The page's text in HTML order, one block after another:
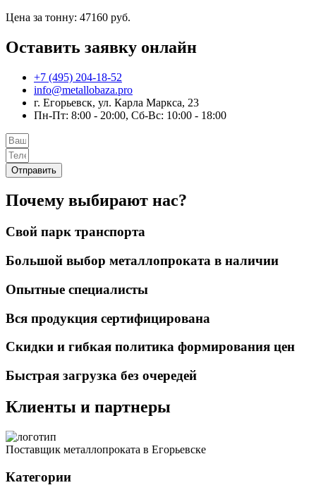
Цена за тонну: 47160 руб.
Оставить заявку онлайн
+7 (495) 204-18-52
info@metallobaza.pro
г. Егорьевск, ул. Карла Маркса, 23
Пн-Пт: 8:00 - 20:00, Сб-Вс: 10:00 - 18:00
Отправить
Почему выбирают нас?
Свой парк транспорта
Большой выбор металлопроката в наличии
Опытные специалисты
Вся продукция сертифицирована
Скидки и гибкая политика формирования цен
Быстрая загрузка без очередей
Клиенты и партнеры
Поставщик металлопроката в Егорьевске
Категории